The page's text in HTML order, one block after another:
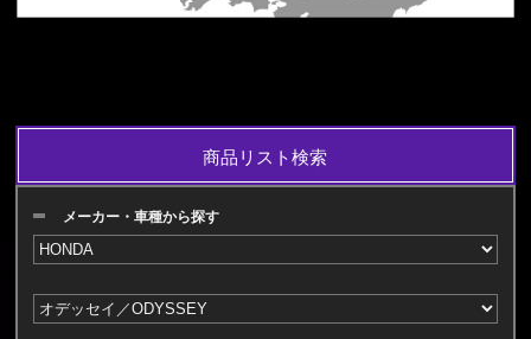
商品リスト検索
メーカー・車種から探す